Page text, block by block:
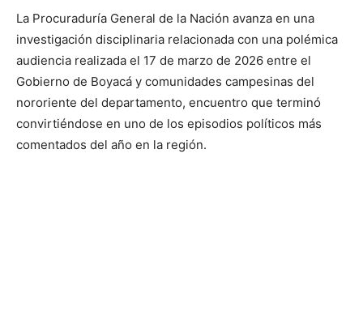
La Procuraduría General de la Nación avanza en una
investigación disciplinaria relacionada con una polémica
audiencia realizada el 17 de marzo de 2026 entre el
Gobierno de Boyacá y comunidades campesinas del
nororiente del departamento, encuentro que terminó
convirtiéndose en uno de los episodios políticos más
comentados del año en la región.